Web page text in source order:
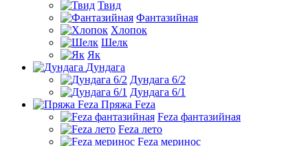
Твид
Фантазийная
Хлопок
Шелк
Як
Дундага
Дундага 6/2
Дундага 6/1
Пряжа Feza
Feza фантазийная
Feza лето
Feza меринос